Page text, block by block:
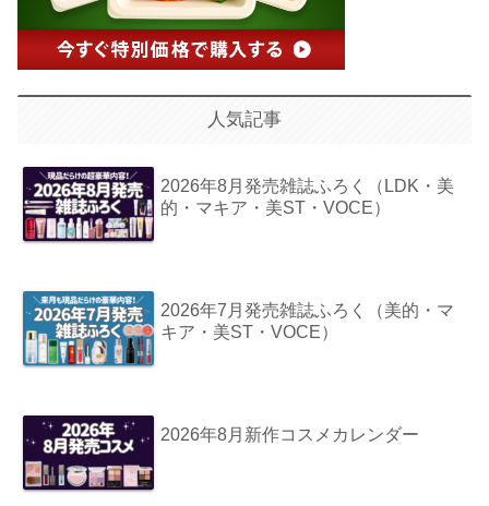
人気記事
2026年8月発売雑誌ふろく（LDK・美
的・マキア・美ST・VOCE）
2026年7月発売雑誌ふろく（美的・マ
キア・美ST・VOCE）
2026年8月新作コスメカレンダー